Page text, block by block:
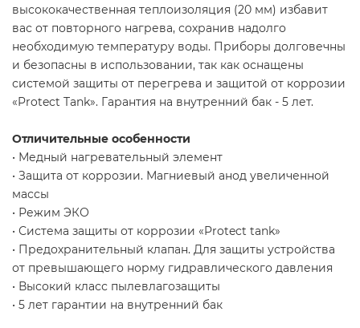
высококачественная теплоизоляция (20 мм) избавит
вас от повторного нагрева, сохранив надолго
необходимую температуру воды. Приборы долговечны
и безопасны в использовании, так как оснащены
системой защиты от перегрева и защитой от коррозии
«Protect Tank». Гарантия на внутренний бак - 5 лет.
Отличительные особенности
• Медный нагревательный элемент
• Защита от коррозии. Магниевый анод увеличенной
массы
• Режим ЭКО
• Система защиты от коррозии «Protect tank»
• Предохранительный клапан. Для защиты устройства
от превышающего норму гидравлического давления
• Высокий класс пылевлагозащиты
• 5 лет гарантии на внутренний бак